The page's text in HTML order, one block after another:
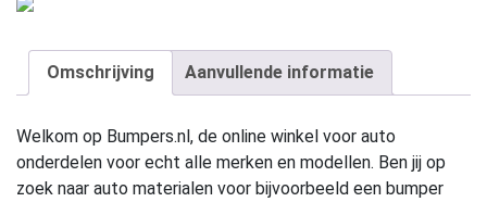
Omschrijving Aanvullende informatie
Welkom op Bumpers.nl, de online winkel voor auto
onderdelen voor echt alle merken en modellen. Ben jij op
zoek naar auto materialen voor bijvoorbeeld een bumper